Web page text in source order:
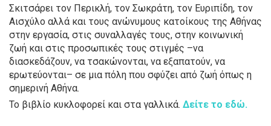
Σκιτσάρει τον Περικλή, τον Σωκράτη, τον Ευριπίδη, τον
Αισχύλο αλλά και τους ανώνυμους κατοίκους της Αθήνας
στην εργασία, στις συναλλαγές τους, στην κοινωνική
ζωή και στις προσωπικές τους στιγμές –να
διασκεδάζουν, να τσακώνονται, να εξαπατούν, να
ερωτεύονται– σε μια πόλη που σφύζει από ζωή όπως η
σημερινή Αθήνα.
Το βιβλίο κυκλοφορεί και στα γαλλικά. Δείτε το εδώ.